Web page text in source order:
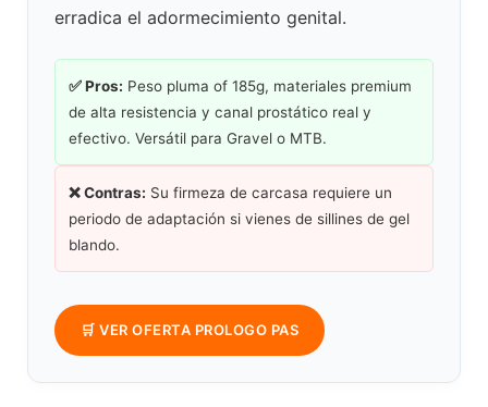
erradica el adormecimiento genital.
✅ Pros: Peso pluma of 185g, materiales premium
de alta resistencia y canal prostático real y
efectivo. Versátil para Gravel o MTB.
❌ Contras: Su firmeza de carcasa requiere un
periodo de adaptación si vienes de sillines de gel
blando.
🛒 VER OFERTA PROLOGO PAS